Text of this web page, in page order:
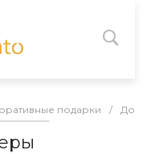
подарки /